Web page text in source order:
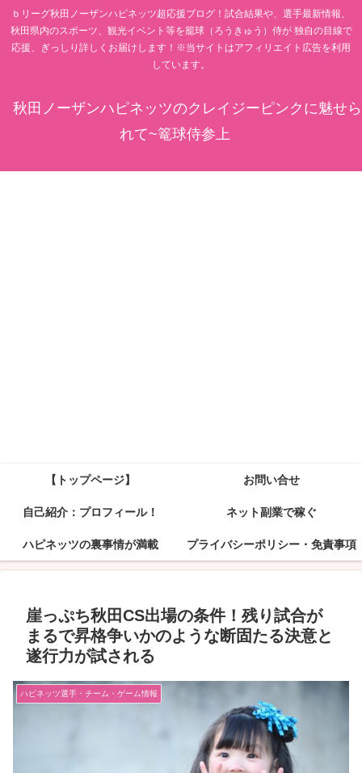
ｂリーグ秋田ノーザンハピネッツ超応援ブログ！試合結果や、選手最新情報、
秋田県内のスポーツ、観光イベント等を籠球（ろうきゅう）侍が 独自の目線で
応援、ぎっしり詳しくお届けします！※当サイトはアフィリエイト広告を利用
しています。
秋田ノーザンハピネッツのクレイジーピンクに魅せら
れて~篭球侍参上
【トップページ】 お問い合せ
自己紹介：プロフィール！ ネット副業で稼ぐ
ハピネッツの裏事情が満載 プライバシーポリシー・免責事項
崖っぷち秋田CS出場の条件！残り試合が
まるで昇格争いかのような断固たる決意と
遂行力が試される
ハピネッツ選手・チーム・ゲーム情報